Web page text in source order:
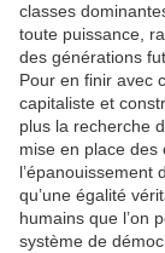
classes
toute puissance,
des générations
Pour en finir avec
capitaliste et
plus la recherche
mise en place des
l’épanouissement
qu’une égalité
humains que l’on
système de